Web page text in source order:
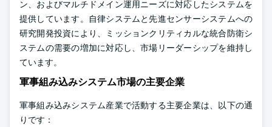
ン、およびマルチドメイン運用ニーズに対応したシステムを
提供しています。自律システムと先進センサーシステムへの
研究開発投資により、ミッションクリティカルな統合防衛シ
ステムの需要の増加に対応し、市場リーダーシップを維持し
ています。
軍事組み込みシステム市場の主要企業
軍事組み込みシステム産業で活動する主要企業は、以下の通
りです：